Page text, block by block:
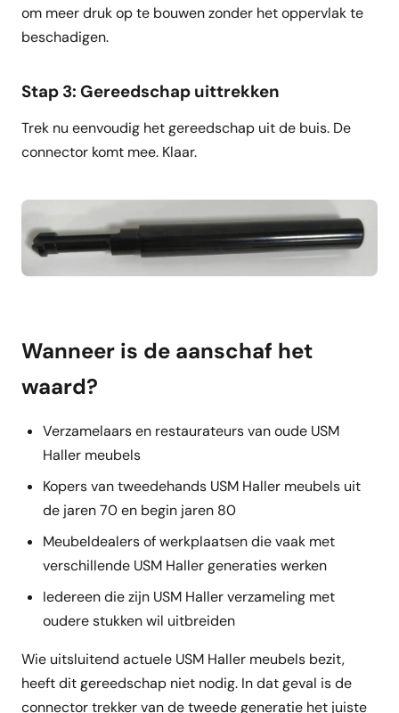
om meer druk op te bouwen zonder het oppervlak te
beschadigen.
Stap 3: Gereedschap uittrekken
Trek nu eenvoudig het gereedschap uit de buis. De
connector komt mee. Klaar.
Wanneer is de aanschaf het
waard?
Verzamelaars en restaurateurs van oude USM
Haller meubels
Kopers van tweedehands USM Haller meubels uit
de jaren 70 en begin jaren 80
Meubeldealers of werkplaatsen die vaak met
verschillende USM Haller generaties werken
Iedereen die zijn USM Haller verzameling met
oudere stukken wil uitbreiden
Wie uitsluitend actuele USM Haller meubels bezit,
heeft dit gereedschap niet nodig. In dat geval is de
connector trekker van de tweede generatie het juiste